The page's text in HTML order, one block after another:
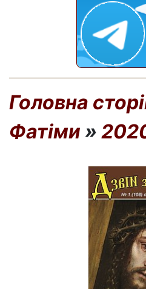
Головна
Фатіми »